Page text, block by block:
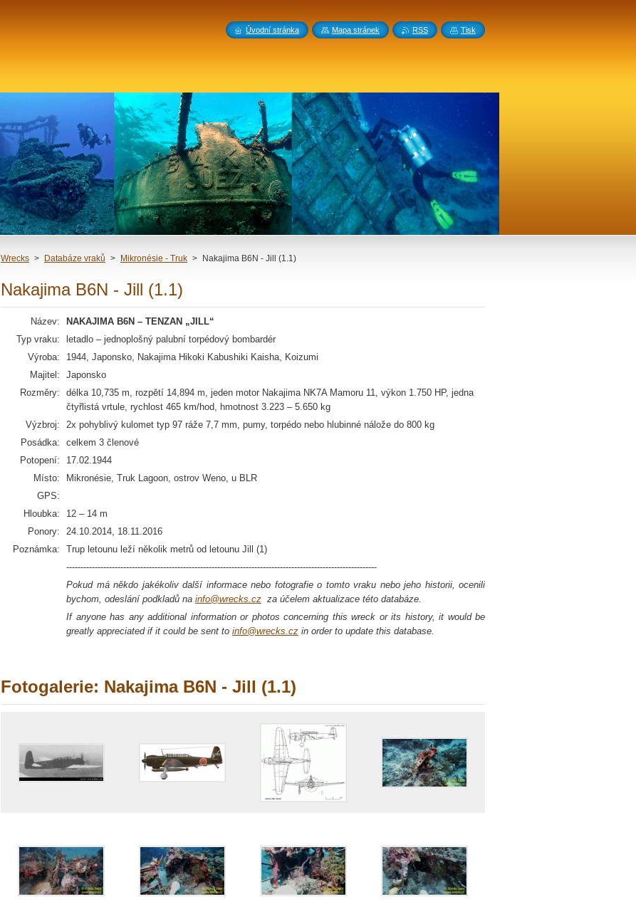
Wrecks > Databáze vraků > Mikronésie - Truk > Nakajima B6N - Jill (1.1)
Nakajima B6N - Jill (1.1)
Název:
NAKAJIMA B6N – TENZAN „JILL“
Typ vraku:
letadlo – jednoplošný palubní torpédový bombardér
Výroba:
1944, Japonsko, Nakajima Hikoki Kabushiki Kaisha, Koizumi
Majitel:
Japonsko
Rozměry:
délka 10,735 m, rozpětí 14,894 m, jeden motor Nakajima NK7A Mamoru 11, výkon 1.750 HP, jedna
čtyřlistá vrtule, rychlost 465 km/hod, hmotnost 3.223 – 5.650 kg
Výzbroj:
2x pohyblivý kulomet typ 97 ráže 7,7 mm, pumy, torpédo nebo hlubinné nálože do 800 kg
Posádka:
celkem 3 členové
Potopení:
17.02.1944
Místo:
Mikronésie, Truk Lagoon, ostrov Weno, u BLR
GPS:
Hloubka:
12 – 14 m
Ponory:
24.10.2014, 18.11.2016
Poznámka:
Trup letounu leží několik metrů od letounu Jill (1)
-------------------------------------------------------------------------------------------------------------
Pokud má někdo jakékoliv další informace nebo fotografie o tomto vraku nebo jeho historii, ocenili
bychom, odeslání podkladů na info@wrecks.cz za účelem aktualizace této databáze.
If anyone has any additional information or photos concerning this wreck or its history, it would be
greatly appreciated if it could be sent to info@wrecks.cz in order to update this database.
Fotogalerie: Nakajima B6N - Jill (1.1)
Úvodní stránka Mapa stránek RSS Tisk